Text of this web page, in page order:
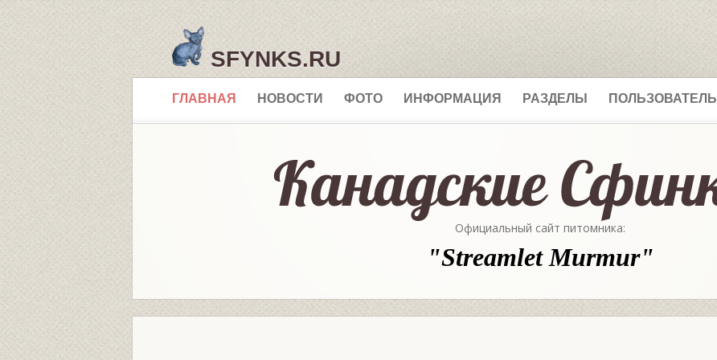
SFYNKS.RU
ГЛАВНАЯ НОВОСТИ ФОТО ИНФОРМАЦИЯ РАЗДЕЛЫ ПОЛЬЗОВАТЕЛЬ
Официальный сайт питомника:
"Streamlet Murmur"